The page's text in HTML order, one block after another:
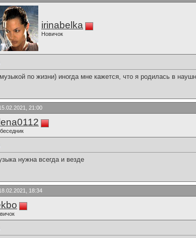
irinabelka
Новичок
по жизни) иногда мне кажется, что я родилась в
21:00
нужна всегда и везде
18:34